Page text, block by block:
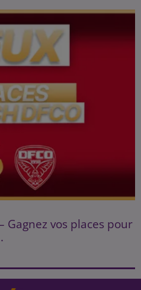
Gagnez vos places pour